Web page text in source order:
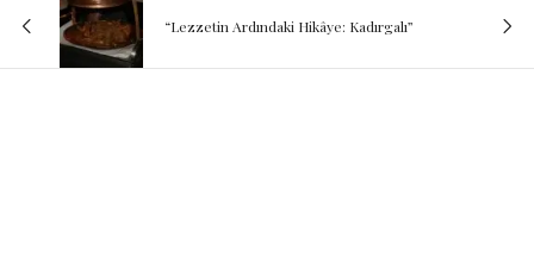
“Lezzetin Ardındaki Hikâye: Kadırgalı”